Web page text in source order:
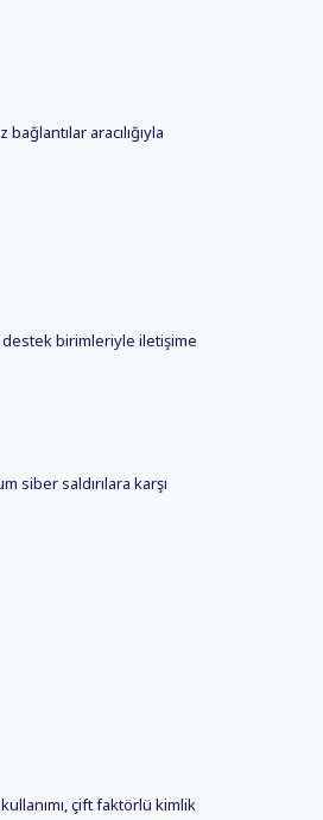
aracılığıyla
birimleriyle iletişime
siber saldırılara karşı
çift faktörlü kimlik